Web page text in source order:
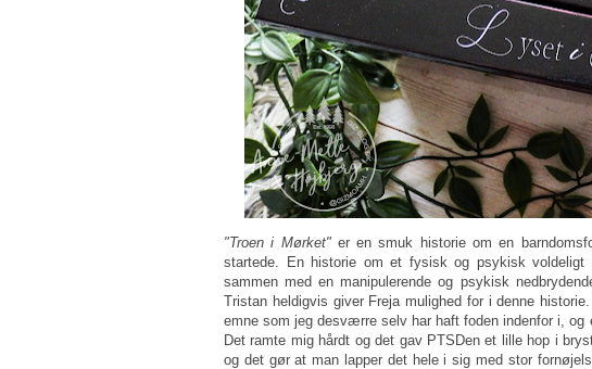
"Troen i Mørket"er en smuk historie om en
startede. En historie om et fysisk og psykisk
sammen med en manipulerende og psykisk
Tristan heldigvis giver Freja mulighed for i denne
emne som jeg desværre selv har haft foden indenfor i,
Det ramte mig hårdt og det gav PTSDen et lille hop i
og det gør at man lapper det hele i sig med stor